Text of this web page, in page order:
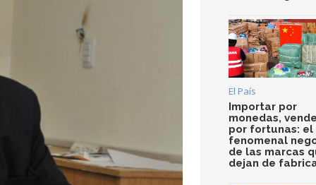
El País
Importar por
monedas,
por fortunas: el
fenomenal
de las marcas
dejan de